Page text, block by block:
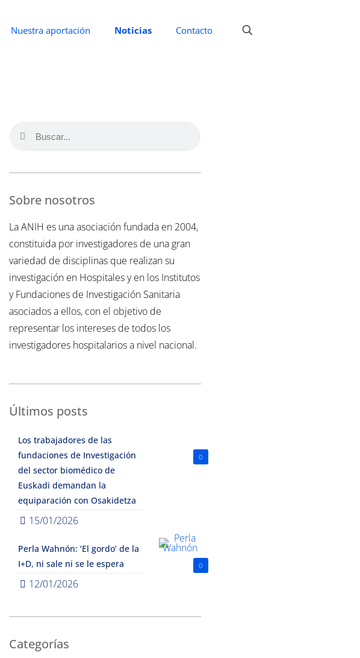
Nuestra aportación Noticias Contacto
Sobre nosotros
La ANIH es una asociación fundada en 2004,
constituida por investigadores de una gran
variedad de disciplinas que realizan su
investigación en Hospitales y en los Institutos
y Fundaciones de Investigación Sanitaria
asociados a ellos, con el objetivo de
representar los intereses de todos los
investigadores hospitalarios a nivel nacional.
Últimos posts
0
Los trabajadores de las
fundaciones de Investigación
del sector biomédico de
Euskadi demandan la
equiparación con Osakidetza
15/01/2026
0
Perla Wahnón: ‘El gordo’ de la
I+D, ni sale ni se le espera
12/01/2026
Categorías